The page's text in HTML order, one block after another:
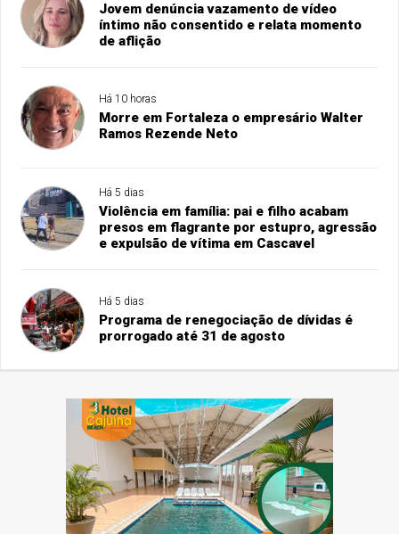
Jovem denúncia vazamento de vídeo
íntimo não consentido e relata momento
de aflição
Há 10 horas
Morre em Fortaleza o empresário Walter
Ramos Rezende Neto
Há 5 dias
Violência em família: pai e filho acabam
presos em flagrante por estupro, agressão
e expulsão de vítima em Cascavel
Há 5 dias
Programa de renegociação de dívidas é
prorrogado até 31 de agosto